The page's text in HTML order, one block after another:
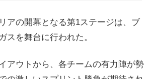
アの開幕となる第1ステージは、ブ
スを舞台に行われた。
アウトから、各チームの有力陣が勢